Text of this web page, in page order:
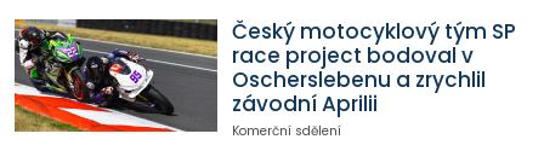
Český motocyklový tým SP
race project bodoval v
Oscherslebenu a zrychlil
závodní Aprilii
Komerční sdělení